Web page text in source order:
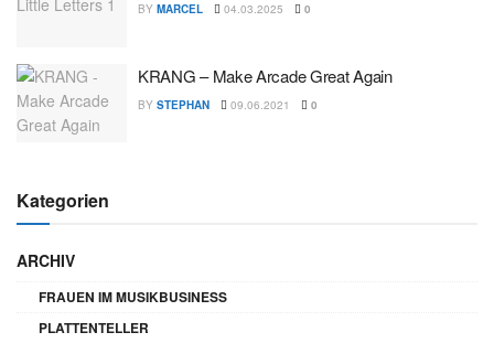
BY MARCEL 04.03.2025 0
KRANG – Make Arcade Great Again
BY STEPHAN 09.06.2021 0
Kategorien
ARCHIV
FRAUEN IM MUSIKBUSINESS
PLATTENTELLER